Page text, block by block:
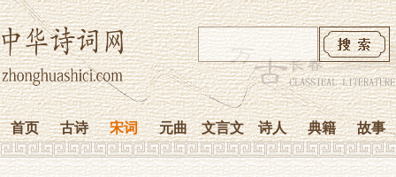
首页 古诗 宋词 元曲 文言文 诗人 典籍 故事